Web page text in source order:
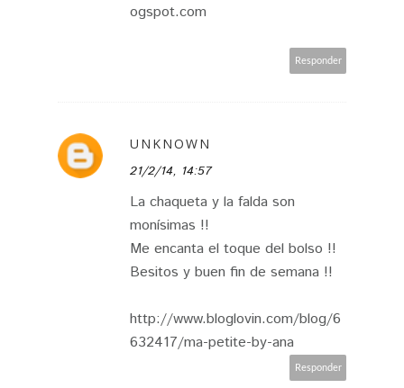
ogspot.com
Responder
UNKNOWN
21/2/14, 14:57
La chaqueta y la falda son
monísimas !!
Me encanta el toque del bolso !!
Besitos y buen fin de semana !!
http://www.bloglovin.com/blog/6
632417/ma-petite-by-ana
Responder